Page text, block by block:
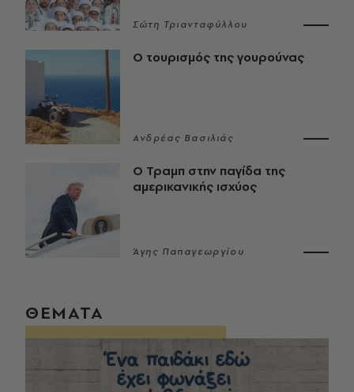
Σώτη Τριανταφύλλου
Ο τουρισμός της γουρούνας
Ανδρέας Βασιλιάς
Ο Τραμπ στην παγίδα της
αμερικανικής ισχύος
Άγης Παπαγεωργίου
ΘΕΜΑΤΑ